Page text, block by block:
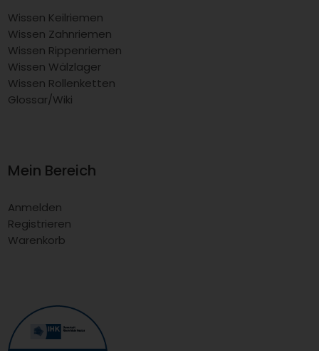
Wissen Keilriemen
Wissen Zahnriemen
Wissen Rippenriemen
Wissen Wälzlager
Wissen Rollenketten
Glossar/Wiki
Mein Bereich
Anmelden
Registrieren
Warenkorb